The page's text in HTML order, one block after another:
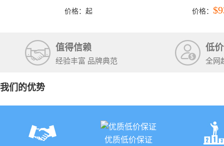
洛杉矶结束）
价格： 起
彩穴+马
价格：
值得信赖
经验丰富 品牌典范
低
全网
我们的优势
优质低价保证